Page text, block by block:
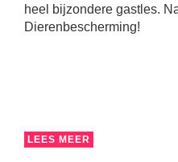
heel bijzondere gastles.
Dierenbescherming!
LEES MEER